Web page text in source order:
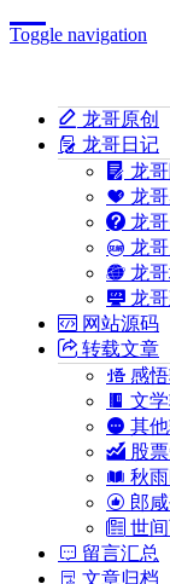
Toggle navigation
龙哥原创
龙哥日记
龙
龙
龙
龙
龙
龙
网站源码
转载文章
感
文
其
股
秋
郎
世
留言汇总
文章归档